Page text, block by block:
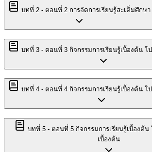
บทที่ 2 - ตอนที่ 2 การจัดการเรียนรู้สะเต็มศึกษา
บทที่ 3 - ตอนที่ 3 กิจกรรมการเรียนรู้เบื้องต้น โ
บทที่ 4 - ตอนที่ 4 กิจกรรมการเรียนรู้เบื้องต้น โ
บทที่ 5- ตอนที่ 5 กิจกรรมการเรียนรู้เบื้องต้น
เบื้องต้น